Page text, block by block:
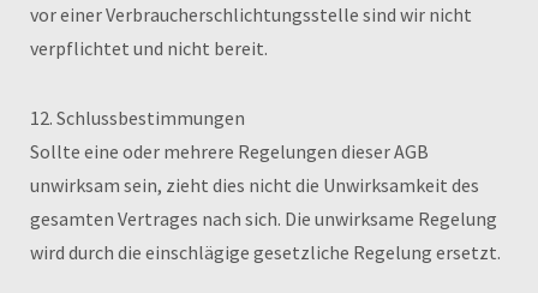
vor einer Verbraucherschlichtungsstelle sind wir nicht
verpflichtet und nicht bereit.
12. Schlussbestimmungen
Sollte eine oder mehrere Regelungen dieser AGB
unwirksam sein, zieht dies nicht die Unwirksamkeit des
gesamten Vertrages nach sich. Die unwirksame Regelung
wird durch die einschlägige gesetzliche Regelung ersetzt.